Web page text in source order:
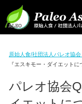
原始人食/社団法人パレオ協
『エスキモー・ダイエットに
パレオ協会